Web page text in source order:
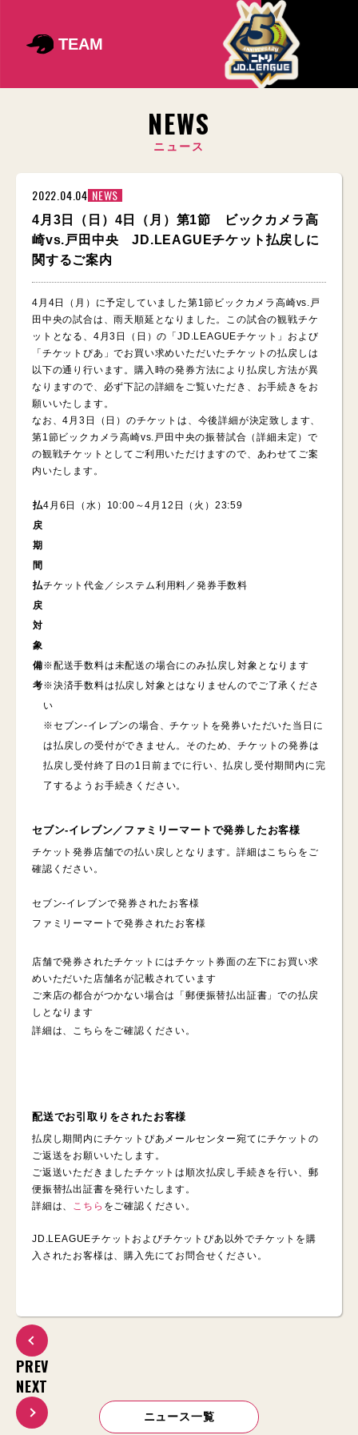
TEAM
NEWS
ニュース
2022.04.04 NEWS
4月3日（日）4日（月）第1節 ビックカメラ高
崎vs.戸田中央 JD.LEAGUEチケット払戻しに
関するご案内
4月4日（月）に予定していました第1節ビックカメラ高崎vs.戸
田中央の試合は、雨天順延となりました。この試合の観戦チケ
ットとなる、4月3日（日）の「JD.LEAGUEチケット」および
「チケットぴあ」でお買い求めいただいたチケットの払戻しは
以下の通り行います。購入時の発券方法により払戻し方法が異
なりますので、必ず下記の詳細をご覧いただき、お手続きをお
願いいたします。
なお、4月3日（日）のチケットは、今後詳細が決定致します、
第1節ビックカメラ高崎vs.戸田中央の振替試合（詳細未定）で
の観戦チケットとしてご利用いただけますので、あわせてご案
内いたします。
払
戻
期
間
4月6日（水）10:00～4月12日（火）23:59
払
戻
対
象
チケット代金／システム利用料／発券手数料
備
考
※配送手数料は未配送の場合にのみ払戻し対象となります
※決済手数料は払戻し対象とはなりませんのでご了承くださ
い
※セブン-イレブンの場合、チケットを発券いただいた当日に
は払戻しの受付ができません。そのため、チケットの発券は
払戻し受付終了日の1日前までに行い、払戻し受付期間内に完
了するようお手続きください。
セブン-イレブン／ファミリーマートで発券したお客様
チケット発券店舗での払い戻しとなります。詳細はこちらをご
確認ください。
セブン-イレブンで発券されたお客様
ファミリーマートで発券されたお客様
店舗で発券されたチケットにはチケット券面の左下にお買い求
めいただいた店舗名が記載されています
ご来店の都合がつかない場合は「郵便振替払出証書」での払戻
しとなります
詳細は、 こちら をご確認ください。
配送でお引取りをされたお客様
払戻し期間内にチケットぴあメールセンター宛てにチケットの
ご返送をお願いいたします。
ご返送いただきましたチケットは順次払戻し手続きを行い、郵
便振替払出証書を発行いたします。
詳細は、 こちら をご確認ください。
JD.LEAGUEチケットおよびチケットぴあ以外でチケットを購
入されたお客様は、購入先にてお問合せください。
PREV
ニュース一覧
NEXT